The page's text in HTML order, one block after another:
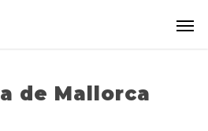
de Mallorca